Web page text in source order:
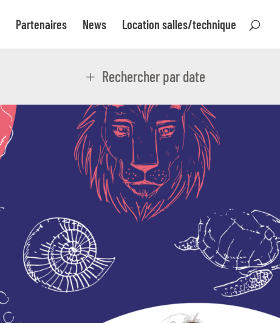
Partenaires News Location salles/technique
Rechercher par date